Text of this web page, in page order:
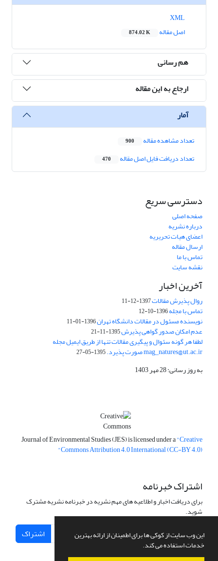
این وب سایت از کوکی ها برای اطمینان از ارائه بهترین
خدمات استفاده می کند.
اصل مقاله
874.02 K
هم رسانی
ارجاع به این مقاله
آمار
تعداد مشاهده مقاله 900
تعداد دریافت فایل اصل مقاله 470
دسترسی سریع
صفحه اصلی
درباره نشریه
اعضای هیات تحریریه
ارسال مقاله
تماس با ما
نقشه سایت
آخرین اخبار
روال پذیرش مقالات1397-12-11
تماس با مجله1396-10-12
نویسنده مسئول در مقالات دانشگاه تهران1396-01-11
عدم امکان صدور گواهی پذیرش1395-11-21
لطفا هر گونه سئوال و پیگیری مقالات تنها از طریق ایمیل مجله
mag_natures@ut.ac.ir صورت پذیرد. 1395-05-27
به روز رسانی: 28 مهر 1403
Journal of Environmental Studies (JES) is licensed under a"Creative
Commons Attribution 4.0 International (CC-BY 4.0)"
اشتراک خبرنامه
برای دریافت اخبار و اطلاعیه های مهم نشریه در خبرنامه نشریه مشترک
شوید.
اشتراک